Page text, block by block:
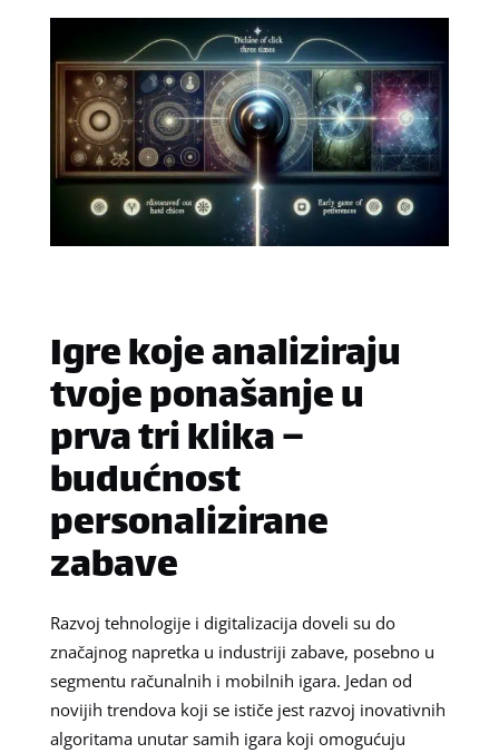
Igre koje analiziraju
tvoje ponašanje u
prva tri klika –
budućnost
personalizirane
zabave
Razvoj tehnologije i digitalizacija doveli su do
značajnog napretka u industriji zabave, posebno u
segmentu računalnih i mobilnih igara. Jedan od
novijih trendova koji se ističe jest razvoj inovativnih
algoritama unutar samih igara koji omogućuju